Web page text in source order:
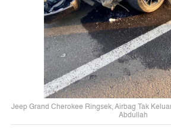
Jeep Grand Cherokee Ringsek, Airbag Tak
Abdullah